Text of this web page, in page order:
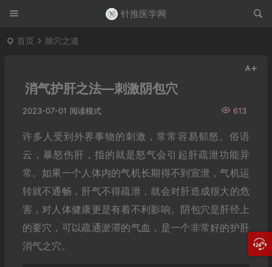
针推医学网
首页 腧穴之道
消气护肝之法—刺激阴包穴
2023-07-01 613
阅读模式
许多人受到外界事物的刺激，常常容易郁怒。俗语
云，暴怒伤肝，指的就是怒气会引起肝疏泄功能异
常。如果一个人体内的气机长期得不到宣泄，气机运
转就不通畅，肝气不得疏泄，就会对肝造成很大的危
害，对人体健康更是有着不利影响。阴包穴是肝经上
的要穴，可以疏通淤滞的气血，是一个非常好的护肝
消气之穴。